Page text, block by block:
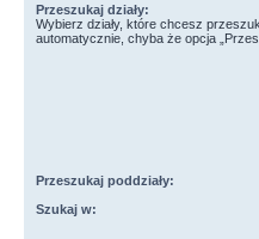
Przeszukaj działy:
Wybierz działy, które chcesz
automatycznie, chyba że opcja
Przeszukaj poddziały:
Szukaj w: